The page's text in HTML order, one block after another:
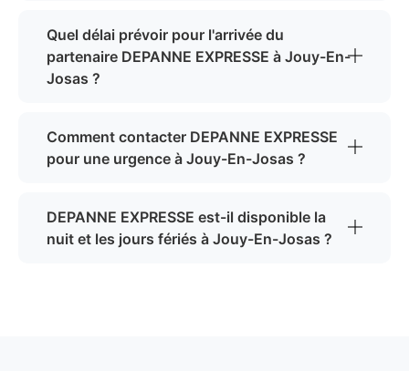
Quel délai prévoir pour l'arrivée du
partenaire DEPANNE EXPRESSE à Jouy-En-
Josas ?
Comment contacter DEPANNE EXPRESSE
pour une urgence à Jouy-En-Josas ?
DEPANNE EXPRESSE est-il disponible la
nuit et les jours fériés à Jouy-En-Josas ?